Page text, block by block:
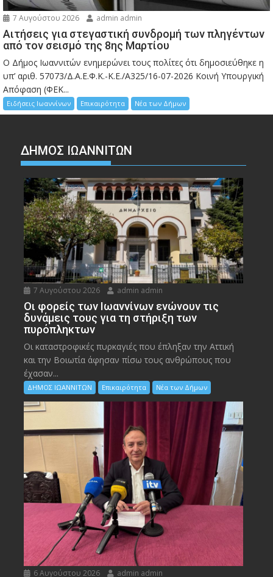
7 Αυγούστου 2026 admin admin
Αιτήσεις για στεγαστική συνδρομή των πληγέντων
από τον σεισμό της 8ης Μαρτίου
Ο Δήμος Ιωαννιτών ενημερώνει τους πολίτες ότι δημοσιεύθηκε η
υπ’ αριθ. 57073/Δ.Α.Ε.Φ.Κ.-Κ.Ε./Α325/16-07-2026 Κοινή Υπουργική
Απόφαση (ΦΕΚ...
Ειδήσεις Ιωαννίνων Επικαιρότητα Νέα των Δήμων
ΔΗΜΟΣ ΙΩΑΝΝΙΤΩΝ
7 Αυγούστου 2026 admin admin
Οι φορείς των Ιωαννίνων ενώνουν τις
δυνάμεις τους για τη στήριξη των
πυρόπληκτων
Οι καταστροφικές πυρκαγιές που έπληξαν την Αττική
και την Bοιωτία άφησαν πίσω τους ανθρώπους που
έχασαν...
ΔΗΜΟΣ ΙΩΑΝΝΙΤΩΝ Επικαιρότητα Νέα των Δήμων
6 Αυγούστου 2026 admin admin